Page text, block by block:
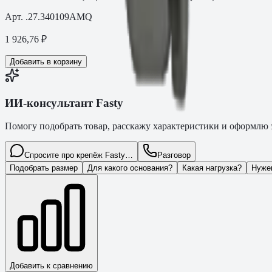
Арт. .27.340109AMQ
1 926,76 ₽
Добавить в корзину
ИИ-консультант Fasty
Помогу подобрать товар, расскажу характеристики и оформлю
Спросите про крепёж Fasty…
Разговор
Подобрать размер
Для какого основания? Какая нагрузка?
Добавить к сравнению